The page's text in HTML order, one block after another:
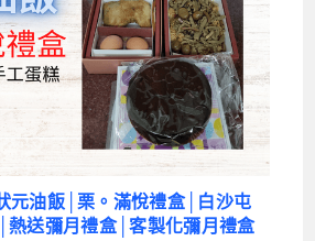
元油飯│栗。滿悅禮盒│白沙屯
熱送彌月禮盒│客製化彌月禮盒